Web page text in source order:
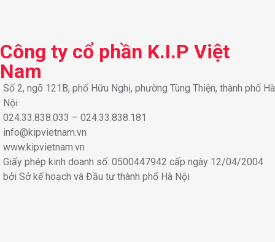
Công ty cổ phần K.I.P Việt
Nam
Số 2, ngõ 121B, phố Hữu Nghị, phường Tùng Thiện, thành phố Hà
Nội
024.33.838.033 – 024.33.838.181
info@kipvietnam.vn
www.kipvietnam.vn
Giấy phép kinh doanh số: 0500447942 cấp ngày 12/04/2004
bởi Sở kế hoạch và Đầu tư thành phố Hà Nội